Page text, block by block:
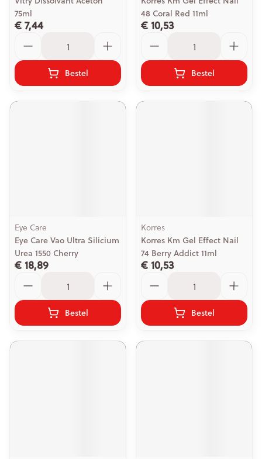
75ml
€ 7,44
Bestel
48 Coral Red 11ml
€ 10,53
Bestel
Eye Care
Eye Care Vao Ultra Silicium
Urea 1550 Cherry
€ 18,89
Bestel
Korres
Korres Km Gel Effect Nail
74 Berry Addict 11ml
€ 10,53
Bestel